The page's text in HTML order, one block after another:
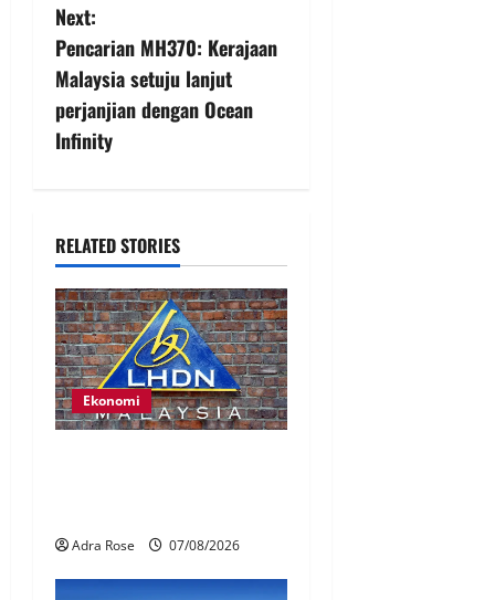
Next:
Pencarian MH370: Kerajaan
Malaysia setuju lanjut
perjanjian dengan Ocean
Infinity
RELATED STORIES
Ekonomi
Adra Rose 07/08/2026